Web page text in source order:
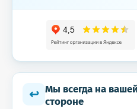
↩ Мы всегда на вашей
стороне